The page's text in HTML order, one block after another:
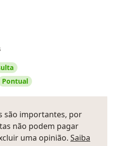
Pontual
são importantes, por
não podem pagar
uma opinião. Saiba